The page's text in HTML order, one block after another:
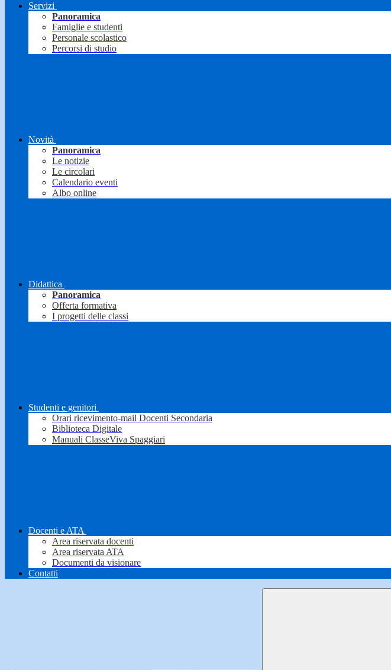
Servizi
Panoramica
Famiglie e studenti
Personale scolastico
Percorsi di studio
Novità
Panoramica
Le notizie
Le circolari
Calendario eventi
Albo online
Didattica
Panoramica
Offerta formativa
I progetti delle classi
Studenti e genitori
Orari ricevimento-mail Docenti Secondaria
Biblioteca Digitale
Manuali ClasseViva Spaggiari
Docenti e ATA
Area riservata docenti
Area riservata ATA
Documenti da visionare
Contatti